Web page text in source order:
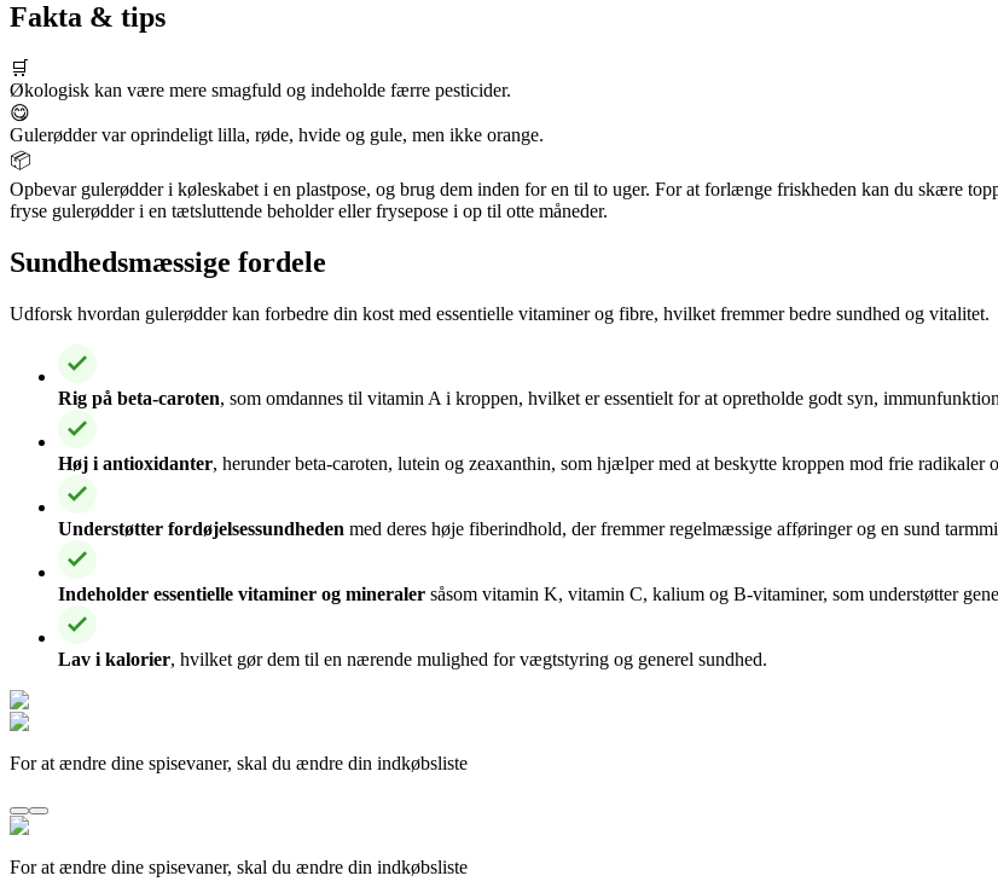
Fakta & tips
🛒
Økologisk kan være mere smagfuld og indeholde færre pesticider.
😋
Gulerødder var oprindeligt lilla, røde, hvide og gule, men ikke orange.
📦
Opbevar gulerødder i køleskabet i en plastpose, og brug dem inden for en til to uger. For at forlænge friskheden kan du skære
fryse gulerødder i en tætsluttende beholder eller frysepose i op til otte måneder.
Sundhedsmæssige fordele
Udforsk hvordan gulerødder kan forbedre din kost med essentielle vitaminer og fibre, hvilket fremmer bedre sundhed og vitalitet.
Rig på beta-caroten, som omdannes til vitamin A i kroppen, hvilket er essentielt for at opretholde godt syn,
Høj i antioxidanter, herunder beta-caroten, lutein og zeaxanthin, som hjælper med at beskytte kroppen mod frie radikaler
Understøtter fordøjelsessundheden med deres høje fiberindhold, der fremmer regelmæssige afføringer og en sund
Indeholder essentielle vitaminer og mineraler såsom vitamin K, vitamin C, kalium og B-vitaminer, som understøtter
Lav i kalorier, hvilket gør dem til en nærende mulighed for vægtstyring og generel sundhed.
For at ændre dine spisevaner, skal du ændre din indkøbsliste
For at ændre dine spisevaner, skal du ændre din indkøbsliste